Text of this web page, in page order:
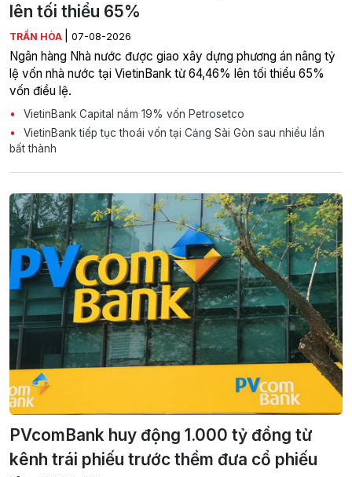
lên tối thiểu 65%
TRẦN HÒA 07-08-2026
Ngân hàng Nhà nước được giao xây dựng phương án nâng tỷ
lệ vốn nhà nước tại VietinBank từ 64,46% lên tối thiểu 65%
vốn điều lệ.
VietinBank Capital nắm 19% vốn Petrosetco
VietinBank tiếp tục thoái vốn tại Cảng Sài Gòn sau nhiều lần
bất thành
PVcomBank huy động 1.000 tỷ đồng từ
kênh trái phiếu trước thềm đưa cổ phiếu